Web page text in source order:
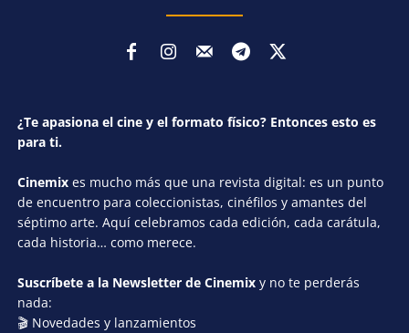
¿Te apasiona el cine y el formato físico? Entonces esto es
para ti.
Cinemix es mucho más que una revista digital: es un punto
de encuentro para coleccionistas, cinéfilos y amantes del
séptimo arte. Aquí celebramos cada edición, cada carátula,
cada historia… como merece.
Suscríbete a la Newsletter de Cinemix y no te perderás
nada:
🎬 Novedades y lanzamientos